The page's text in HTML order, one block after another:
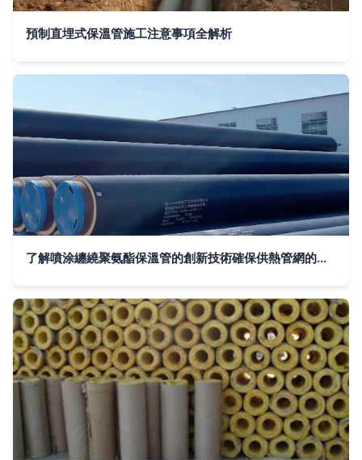
預制直埋式保溫管施工注意事項全解析
了解噴涂纏繞聚氨酯保溫管的創新技術確保供熱管網的安全和高效